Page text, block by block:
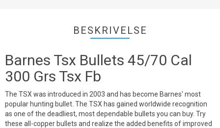
BESKRIVELSE
Barnes Tsx Bullets 45/70 Cal
300 Grs Tsx Fb
The TSX was introduced in 2003 and has become Barnes' most
popular hunting bullet. The TSX has gained worldwide recognition
as one of the deadliest, most dependable bullets you can buy. Try
these all-copper bullets and realize the added benefits of improved